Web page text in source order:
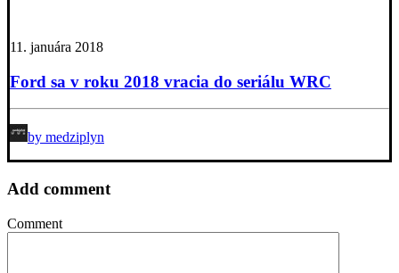
11. januára 2018
Ford sa v roku 2018 vracia do seriálu WRC
by medziplyn
Add comment
Comment